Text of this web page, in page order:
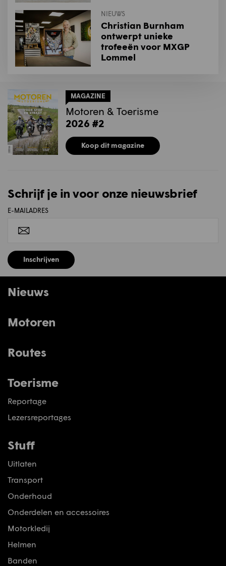
NIEUWS
Christian Burnham
ontwerpt unieke
trofeeën voor MXGP
Lommel
MAGAZINE
Motoren & Toerisme
2026 #2
Koop dit magazine
Schrijf je in voor onze nieuwsbrief
E-MAILADRES
Inschrijven
Nieuws
Motoren
Routes
Toerisme
Reportage
Lezersreportages
Stuff
Uitlaten
Transport
Onderhoud
Onderdelen en accessoires
Motorkledij
Helmen
Banden